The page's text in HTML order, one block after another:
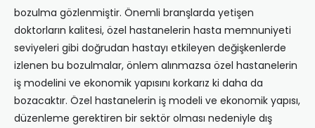
bozulma gözlenmiştir. Önemli branşlarda yetişen
doktorların kalitesi, özel hastanelerin hasta memnuniyeti
seviyeleri gibi doğrudan hastayı etkileyen değişkenlerde
izlenen bu bozulmalar, önlem alınmazsa özel hastanelerin
iş modelini ve ekonomik yapısını korkarız ki daha da
bozacaktır. Özel hastanelerin iş modeli ve ekonomik yapısı,
düzenleme gerektiren bir sektör olması nedeniyle dış